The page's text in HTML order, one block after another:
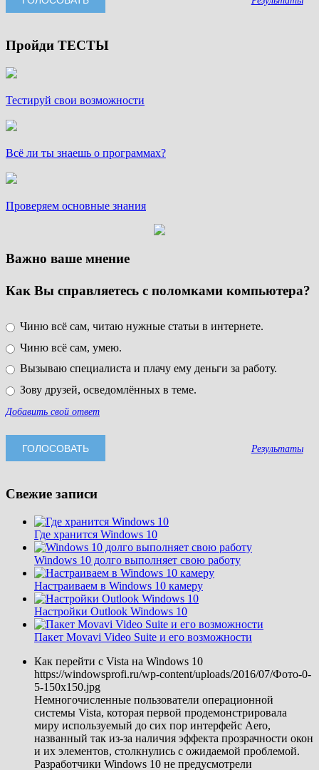
Пройди ТЕСТЫ
Тестируй свои возможности
Всё ли ты знаешь о программах?
Проверяем основные знания
Важно ваше мнение
Как Вы справляетесь с поломками компьютера?
Чиню всё сам, читаю нужные статьи в интернете.
Чиню всё сам, умею.
Вызываю специалиста и плачу ему деньги за работу.
Зову друзей, осведомлённых в теме.
Добавить свой ответ
Результаты
Свежие записи
Где хранится Windows 10
Windows 10 долго выполняет свою работу
Настраиваем в Windows 10 камеру
Настройки Outlook Windows 10
Пакет Movavi Video Suite и его возможности
Как перейти с Vista на Windows 10
https://windowsprofi.ru/wp-content/uploads/2016/07/Фото-0-
5-150x150.jpg
Немногочисленные пользователи операционной
системы Vista, которая первой продемонстрировала
миру используемый до сих пор интерфейс Aero,
названный так из-за наличия эффекта прозрачности окон
и их элементов, столкнулись с ожидаемой проблемой.
Разработчики Windows 10 не предусмотрели